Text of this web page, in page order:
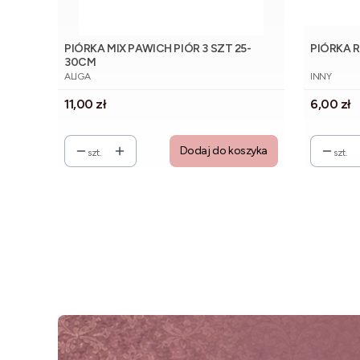
PIÓRKA MIX PAWICH PIÓR 3 SZT 25-
30CM
PRODUCENT
ALIGA
Cena
11,00 zł
szt. Dodaj do koszyka
PIÓRKA
INNY
Cena
6,00 zł
szt.